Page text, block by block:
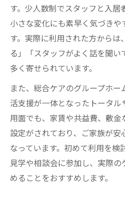
す。少人数制でスタッフと入居
小さな変化にも素早く気づきや
す。実際に利用された方からは
る」「スタッフがよく話を聞
多く寄せられています。
また、総合ケアのグループホ
活支援が一体となったトータル
用面でも、家賃や共益費、敷
設定がされており、ご家族が安
なっています。初めて利用を検
見学や相談会に参加し、実際
めることをおすすめします。